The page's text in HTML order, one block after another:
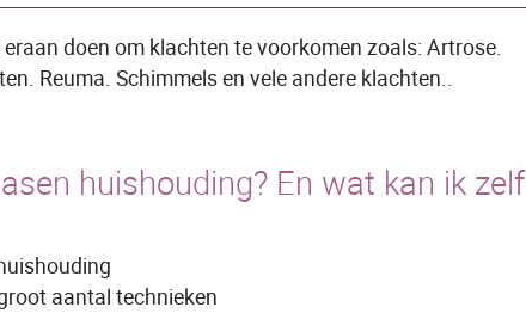
doen om klachten te voorkomen zoals: Artrose.
Reuma. Schimmels en vele andere klachten..
huishouding? En wat kan ik zelf
aantal technieken